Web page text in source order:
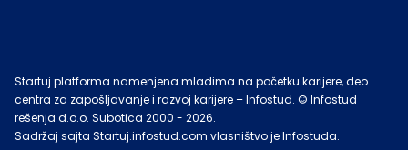
Startuj platforma namenjena mladima na početku karijere, deo
centra za zapošljavanje i razvoj karijere – Infostud. © Infostud
rešenja d.o.o. Subotica 2000 - 2026.
Sadržaj sajta Startuj.infostud.com vlasništvo je Infostuda.